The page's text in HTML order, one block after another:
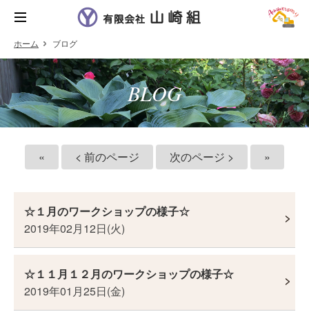
ホーム ブログ
BLOG
« < 前のページ 次のページ > »
☆１月のワークショップの様子☆
2019年02月12日(火)
☆１１月１２月のワークショップの様子☆
2019年01月25日(金)